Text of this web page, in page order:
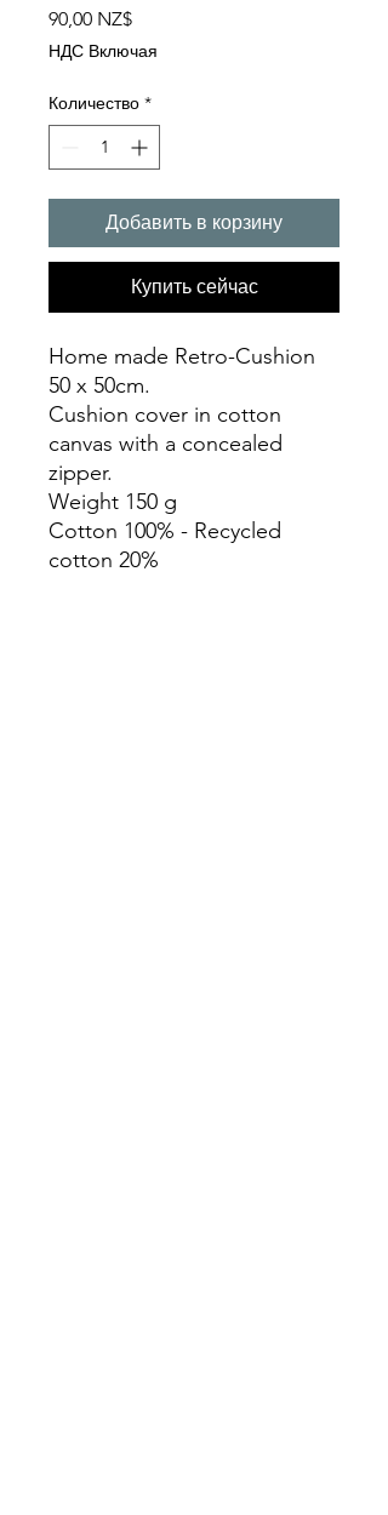
90,00 NZ$Цена
НДС Включая
Количество *
Добавить в корзину
Купить сейчас
Home made Retro-Cushion
50 x 50cm.
Cushion cover in cotton
canvas with a concealed
zipper.
Weight 150 g
Cotton 100% - Recycled
cotton 20%